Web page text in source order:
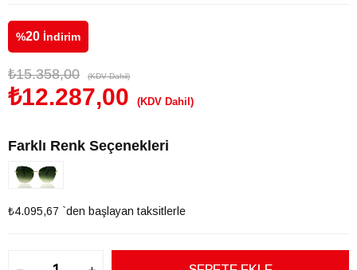
%20 İndirim
₺15.358,00 (KDV Dahil)
₺12.287,00 (KDV Dahil)
Farklı Renk Seçenekleri
₺4.095,67 `den başlayan taksitlerle